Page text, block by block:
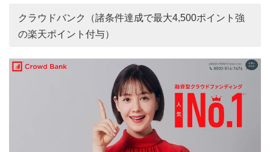
クラウドバンク（諸条件達成で最大4,500ポイント強
の楽天ポイント付与）